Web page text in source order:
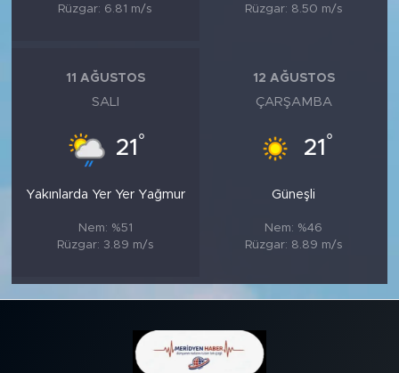
Rüzgar: 6.81 m/s
Rüzgar: 8.50 m/s
11 AĞUSTOS
SALI
21 °
Yakınlarda Yer Yer Yağmur
Nem: %51
Rüzgar: 3.89 m/s
12 AĞUSTOS
ÇARŞAMBA
21 °
Güneşli
Nem: %46
Rüzgar: 8.89 m/s